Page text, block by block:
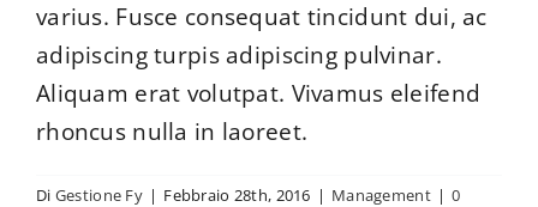
varius. Fusce consequat tincidunt dui, ac
adipiscing turpis adipiscing pulvinar.
Aliquam erat volutpat. Vivamus eleifend
rhoncus nulla in laoreet.
Di Gestione Fy | Febbraio 28th, 2016 | Management | 0